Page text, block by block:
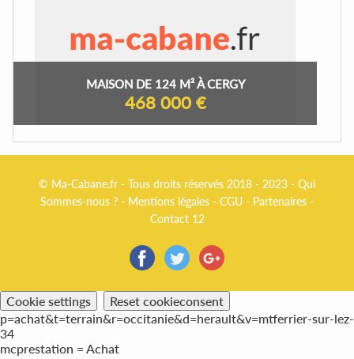
MAISON DE 124 M² À CERGY
468 000 €
© Ma-Cabane.fr - Tous droits réservés 2018 - 2023 - Qui
Sommes-nous ? - Mentions légales - CGU - Partenaires -
Contact 12
Cookie settings
Reset cookieconsent
p=achat&t=terrain&r=occitanie&d=herault&v=mtferrier-sur-lez-
34
mcprestation = Achat